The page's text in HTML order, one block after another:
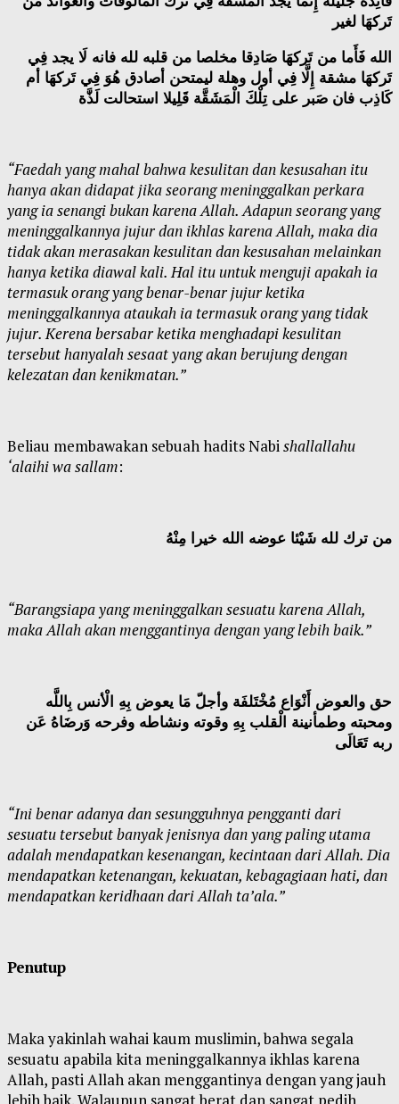
تَركهَا لغير
الله فَأَما من تَركهَا صَادِقا مخلصا من قلبه لله فانه لَا يجد فِي
تَركهَا مشقة إِلَّا فِي أول وهلة ليمتحن أصادق هُوَ فِي تَركهَا أم
كَاذِب فان صَبر على تِلْكَ الْمَشَقَّة قَلِيلا استحالت لَذَّة
“Faedah yang mahal bahwa kesulitan dan kesusahan itu
hanya akan didapat jika seorang meninggalkan perkara
yang ia senangi bukan karena Allah. Adapun seorang yang
meninggalkannya jujur dan ikhlas karena Allah, maka dia
tidak akan merasakan kesulitan dan kesusahan melainkan
hanya ketika diawal kali. Hal itu untuk menguji apakah ia
termasuk orang yang benar-benar jujur ketika
meninggalkannya ataukah ia termasuk orang yang tidak
jujur. Kerena bersabar ketika menghadapi kesulitan
tersebut hanyalah sesaat yang akan berujung dengan
kelezatan dan kenikmatan.”
Beliau membawakan sebuah hadits Nabishallallahu
‘alaihi wa sallam:
من ترك لله شَيْئا عوضه الله خيرا مِنْهُ
“Barangsiapa yang meninggalkan sesuatu karena Allah,
maka Allah akan menggantinya dengan yang lebih baik.”
حق والعوض أَنْوَاع مُخْتَلفَة وأجلّ مَا يعوض بِهِ الْأنس بِاللَّه
ومحبته وطمأنينة الْقلب بِهِ وقوته ونشاطه وفرحه وَرضَاهُ عَن
ربه تَعَالَى
“Ini benar adanya dan sesungguhnya pengganti dari
sesuatu tersebut banyak jenisnya dan yang paling utama
adalah mendapatkan kesenangan, kecintaan dari Allah. Dia
mendapatkan ketenangan, kekuatan, kebagagiaan hati, dan
mendapatkan keridhaan dari Allah ta’ala.”
Penutup
Maka yakinlah wahai kaum muslimin, bahwa segala
sesuatu apabila kita meninggalkannya ikhlas karena
Allah, pasti Allah akan menggantinya dengan yang jauh
lebih baik. Walaupun sangat berat dan sangat pedih